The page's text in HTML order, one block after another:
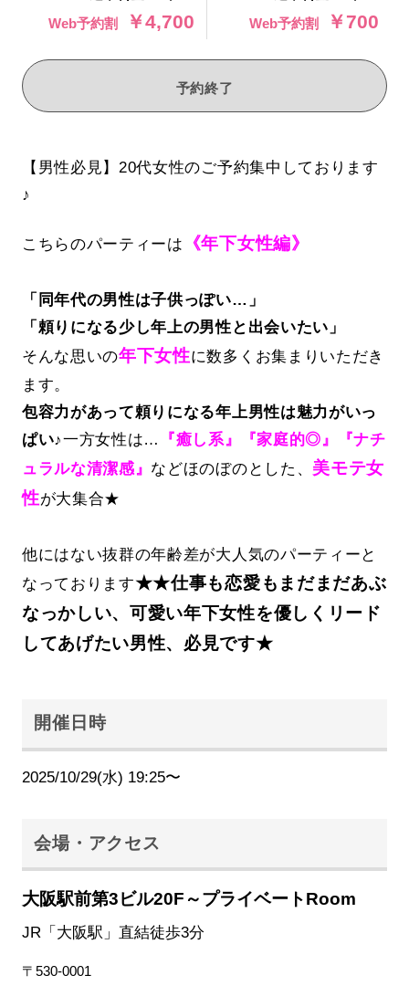
Web予約割
￥4,700
Web予約割
￥700
予約終了
【男性必見】20代女性のご予約集中しております
♪
こちらのパーティーは 《年下女性編》
「同年代の男性は子供っぽい…」
「頼りになる少し年上の男性と出会いたい」
そんな思いの年下女性に数多くお集まりいただき
ます。
包容力があって頼りになる年上男性は魅力がいっ
ぱい♪一方女性は…
『癒し系』『家庭的◎』『ナチ
ュラルな清潔感』 などほのぼのとした、 美モテ女
性が大集合★
他にはない抜群の年齢差が大人気のパーティーと
なっております★★仕事も恋愛もまだまだあぶ
なっかしい、可愛い年下女性を優しくリード
してあげたい男性、必見です★
開催日時
2025/10/29(水) 19:25〜
会場・アクセス
大阪駅前第3ビル20F～プライベートRoom
JR「大阪駅」直結徒歩3分
〒530-0001